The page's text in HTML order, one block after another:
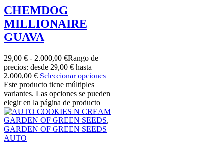
CHEMDOG
MILLIONAIRE
GUAVA
29,00 € - 2.000,00 €Rango de
precios: desde 29,00 € hasta
2.000,00 € Seleccionar opciones
Este producto tiene múltiples
variantes. Las opciones se pueden
elegir en la página de producto
GARDEN OF GREEN SEEDS,
GARDEN OF GREEN SEEDS
AUTO